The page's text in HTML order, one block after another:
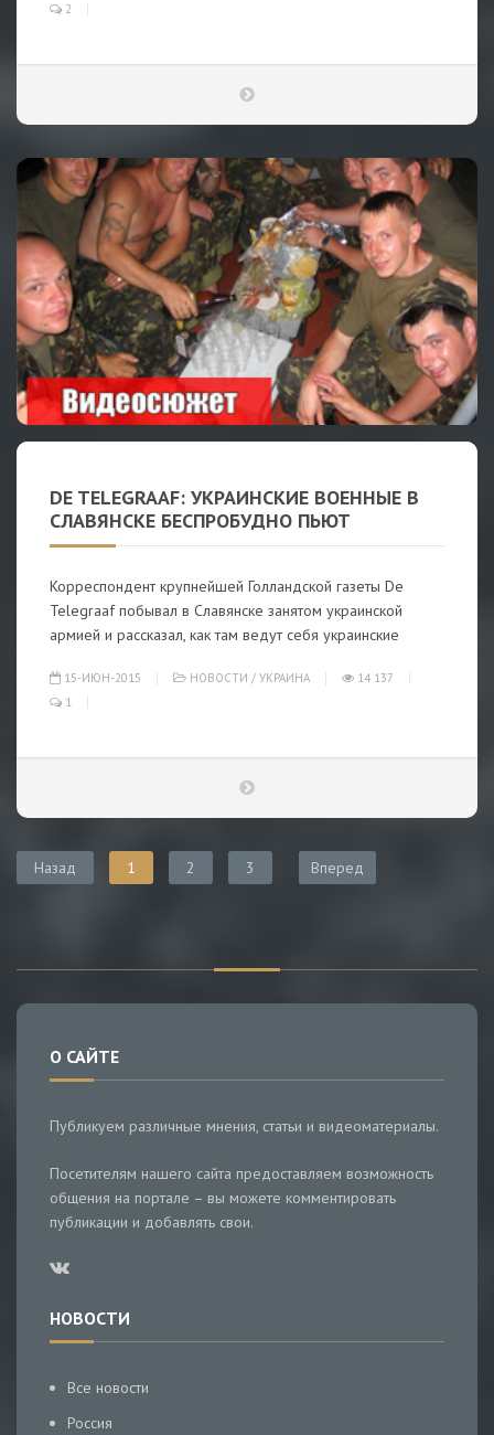
2
DE TELEGRAAF: УКРАИНСКИЕ ВОЕННЫЕ В
СЛАВЯНСКЕ БЕСПРОБУДНО ПЬЮТ
Корреспондент крупнейшей Голландской газеты De
Telegraaf побывал в Славянске занятом украинской
армией и рассказал, как там ведут себя украинские
15-ИЮН-2015 НОВОСТИ / УКРАИНА
14 137
1
Назад 1 2 3 Вперед
О САЙТЕ
Публикуем различные мнения, статьи и видеоматериалы.
Посетителям нашего сайта предоставляем возможность
общения на портале – вы можете комментировать
публикации и добавлять свои.
НОВОСТИ
Все новости
Россия